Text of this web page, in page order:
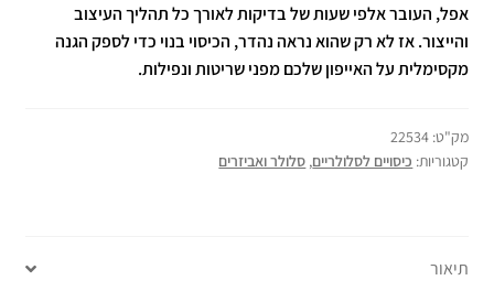
אפל, העובר אלפי שעות של בדיקות לאורך כל תהליך העיצוב
והייצור. אז לא רק שהוא נראה נהדר, הכיסוי בנוי כדי לספק הגנה
מקסימלית על האייפון שלכם מפני שריטות ונפילות.
מק"ט: 22534
קטגוריות: כיסויים לסלולריים, סלולר ואביזרים
תיאור